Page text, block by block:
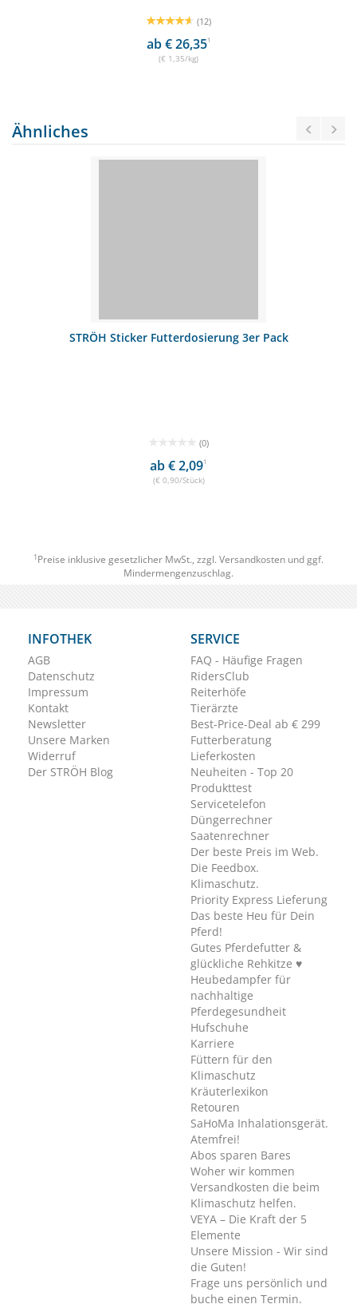
(12)
ab € 26,351
(€ 1,35/kg)
Ähnliches
STRÖH Sticker Futterdosierung 3er Pack
(0)
ab € 2,091
(€ 0,90/Stück)
1 Preise inklusive gesetzlicher MwSt., zzgl. Versandkosten und ggf.
Mindermengenzuschlag.
INFOTHEK
AGB
Datenschutz
Impressum
Kontakt
Newsletter
Unsere Marken
Widerruf
Der STRÖH Blog
SERVICE
FAQ - Häufige Fragen
RidersClub
Reiterhöfe
Tierärzte
Best-Price-Deal ab € 299
Futterberatung
Lieferkosten
Neuheiten - Top 20
Produkttest
Servicetelefon
Düngerrechner
Saatenrechner
Der beste Preis im Web.
Die Feedbox.
Klimaschutz.
Priority Express Lieferung
Das beste Heu für Dein
Pferd!
Gutes Pferdefutter &
glückliche Rehkitze ♥
Heubedampfer für
nachhaltige
Pferdegesundheit
Hufschuhe
Karriere
Füttern für den
Klimaschutz
Kräuterlexikon
Retouren
SaHoMa Inhalationsgerät.
Atemfrei!
Abos sparen Bares
Woher wir kommen
Versandkosten die beim
Klimaschutz helfen.
VEYA – Die Kraft der 5
Elemente
Unsere Mission - Wir sind
die Guten!
Frage uns persönlich und
buche einen Termin.